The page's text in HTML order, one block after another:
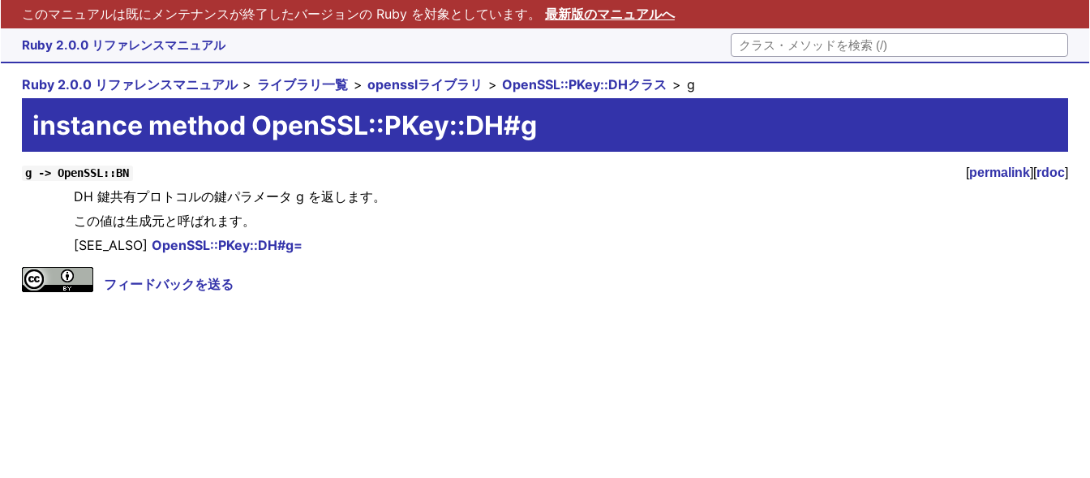
このマニュアルは既にメンテナンスが終了したバージョンの Ruby を対象としています。 最新版のマニュアルへ
Ruby 2.0.0 リファレンスマニュアル
Ruby 2.0.0 リファレンスマニュアル ライブラリ一覧 opensslライブラリ OpenSSL::PKey::DHクラス g
instance method OpenSSL::PKey::DH#g
g -> OpenSSL::BN [permalink][rdoc]
DH 鍵共有プロトコルの鍵パラメータ g を返します。
この値は生成元と呼ばれます。
[SEE_ALSO] OpenSSL::PKey::DH#g=
フィードバックを送る